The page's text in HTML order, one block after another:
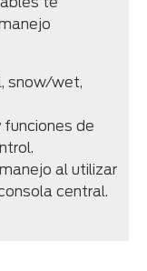
snow/wet,
funciones de
al utilizar
central.